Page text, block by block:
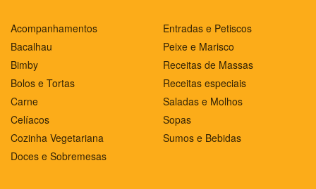
Acompanhamentos
Bacalhau
Bimby
Bolos e Tortas
Carne
Celíacos
Cozinha Vegetariana
Doces e Sobremesas
Entradas e Petiscos
Peixe e Marisco
Receitas de Massas
Receitas especiais
Saladas e Molhos
Sopas
Sumos e Bebidas